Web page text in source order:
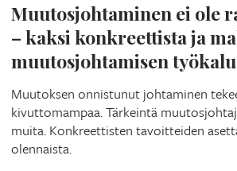
Muutosjohtaminen ei ole
– kaksi konkreettista ja
muutosjohtamisen
Muutoksen onnistunut johtaminen
kivuttomampaa. Tärkeintä
muita. Konkreettisten tavoitteiden
olennaista.